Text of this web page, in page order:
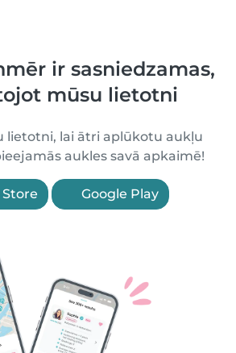
ir sasniedzamas,
mūsu lietotni
lietotni, lai ātri aplūkotu aukļu
aukles savā apkaimē!
Google Play